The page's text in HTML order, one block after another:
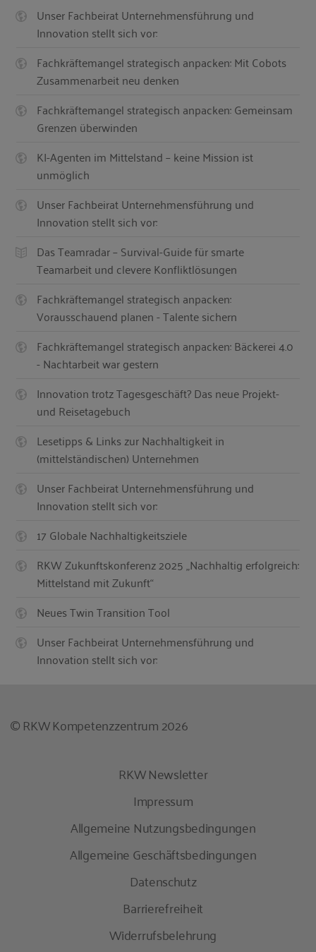
Unser Fachbeirat Unternehmensführung und
Innovation stellt sich vor:
Fachkräftemangel strategisch anpacken: Mit Cobots
Zusammenarbeit neu denken
Fachkräftemangel strategisch anpacken: Gemeinsam
Grenzen überwinden
KI-Agenten im Mittelstand – keine Mission ist
unmöglich
Unser Fachbeirat Unternehmensführung und
Innovation stellt sich vor:
Das Teamradar – Survival-Guide für smarte
Teamarbeit und clevere Konfliktlösungen
Fachkräftemangel strategisch anpacken:
Vorausschauend planen - Talente sichern
Fachkräftemangel strategisch anpacken: Bäckerei 4.0
- Nachtarbeit war gestern
Innovation trotz Tagesgeschäft? Das neue Projekt-
und Reisetagebuch
Lesetipps & Links zur Nachhaltigkeit in
(mittelständischen) Unternehmen
Unser Fachbeirat Unternehmensführung und
Innovation stellt sich vor:
17 Globale Nachhaltigkeitsziele
RKW Zukunftskonferenz 2025 „Nachhaltig erfolgreich:
Mittelstand mit Zukunft“
Neues Twin Transition Tool
Unser Fachbeirat Unternehmensführung und
Innovation stellt sich vor:
© RKW Kompetenzzentrum 2026
RKW Newsletter
Impressum
Allgemeine Nutzungsbedingungen
Allgemeine Geschäftsbedingungen
Datenschutz
Barrierefreiheit
Widerrufsbelehrung